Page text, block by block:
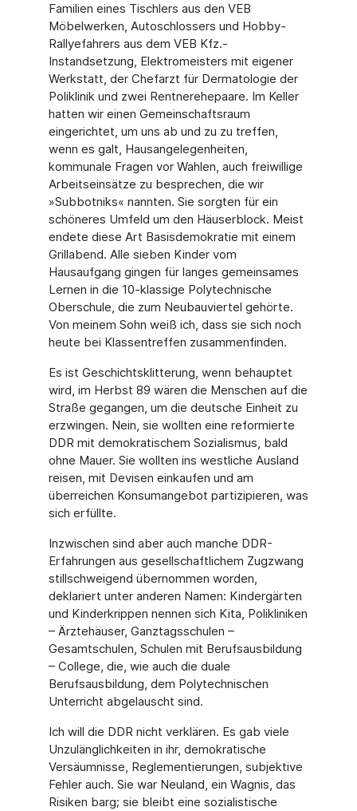
Familien eines Tischlers aus den VEB
Möbelwerken, Autoschlossers und Hobby-
Rallyefahrers aus dem VEB Kfz.-
Instandsetzung, Elektromeisters mit eigener
Werkstatt, der Chefarzt für Dermatologie der
Poliklinik und zwei Rentnerehepaare. Im Keller
hatten wir einen Gemeinschaftsraum
eingerichtet, um uns ab und zu zu treffen,
wenn es galt, Hausangelegenheiten,
kommunale Fragen vor Wahlen, auch freiwillige
Arbeitseinsätze zu besprechen, die wir
»Subbotniks« nannten. Sie sorgten für ein
schöneres Umfeld um den Häuserblock. Meist
endete diese Art Basisdemokratie mit einem
Grillabend. Alle sieben Kinder vom
Hausaufgang gingen für langes gemeinsames
Lernen in die 10-klassige Polytechnische
Oberschule, die zum Neubauviertel gehörte.
Von meinem Sohn weiß ich, dass sie sich noch
heute bei Klassentreffen zusammenfinden.
Es ist Geschichtsklitterung, wenn behauptet
wird, im Herbst 89 wären die Menschen auf die
Straße gegangen, um die deutsche Einheit zu
erzwingen. Nein, sie wollten eine reformierte
DDR mit demokratischem Sozialismus, bald
ohne Mauer. Sie wollten ins westliche Ausland
reisen, mit Devisen einkaufen und am
überreichen Konsumangebot partizipieren, was
sich erfüllte.
Inzwischen sind aber auch manche DDR-
Erfahrungen aus gesellschaftlichem Zugzwang
stillschweigend übernommen worden,
deklariert unter anderen Namen: Kindergärten
und Kinderkrippen nennen sich Kita, Polikliniken
– Ärztehäuser, Ganztagsschulen –
Gesamtschulen, Schulen mit Berufsausbildung
– College, die, wie auch die duale
Berufsausbildung, dem Polytechnischen
Unterricht abgelauscht sind.
Ich will die DDR nicht verklären. Es gab viele
Unzulänglichkeiten in ihr, demokratische
Versäumnisse, Reglementierungen, subjektive
Fehler auch. Sie war Neuland, ein Wag­nis, das
Risiken barg; sie bleibt eine sozialistische